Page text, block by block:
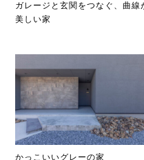
ガレージと玄関をつなぐ、曲線
美しい家
かっこいいグレーの家